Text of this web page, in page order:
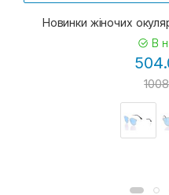
Новинки жіночих
В